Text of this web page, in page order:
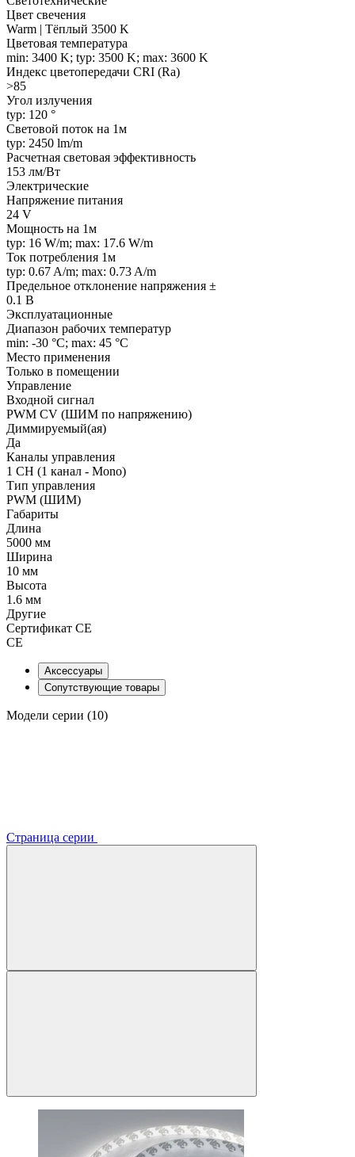
Цвет свечения
Warm | Тёплый 3500 K
Цветовая температура
min: 3400 K; typ: 3500 K; max: 3600 K
Индекс цветопередачи CRI (Ra)
>85
Угол излучения
typ: 120 °
Световой поток на 1м
typ: 2450 lm/m
Расчетная световая эффективность
153 лм/Вт
Электрические
Напряжение питания
24 V
Мощность на 1м
typ: 16 W/m; max: 17.6 W/m
Ток потребления 1м
typ: 0.67 A/m; max: 0.73 A/m
Предельное отклонение напряжения ±
0.1 В
Эксплуатационные
Диапазон рабочих температур
min: -30 °C; max: 45 °C
Место применения
Только в помещении
Управление
Входной сигнал
PWM СV (ШИМ по напряжению)
Диммируемый(ая)
Да
Каналы управления
1 CH (1 канал - Mono)
Тип управления
PWM (ШИМ)
Габариты
Длина
5000 мм
Ширина
10 мм
Высота
1.6 мм
Другие
Сертификат CE
CE
Аксессуары
Сопутствующие товары
Модели серии (10)
Страница серии